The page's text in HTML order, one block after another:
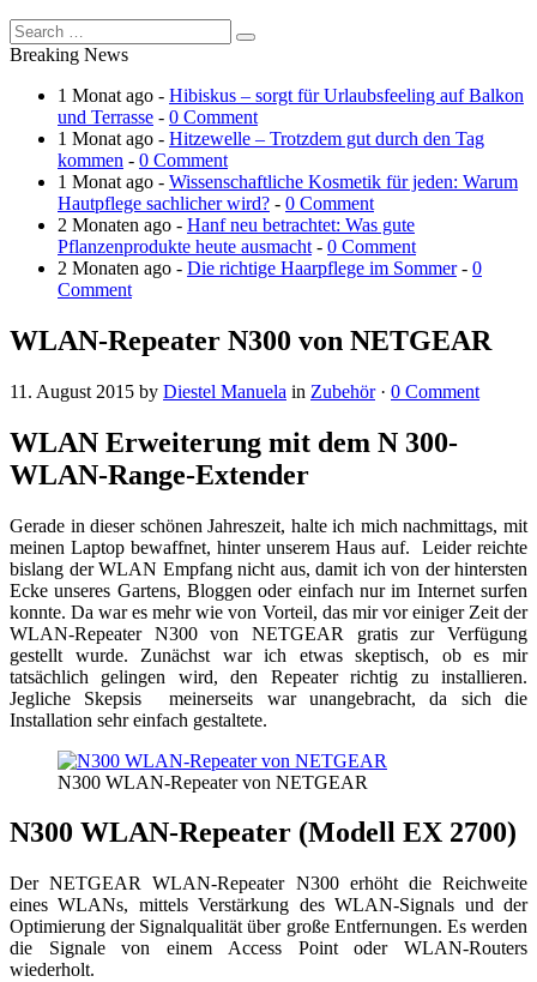
Breaking News
1 Monat ago - Hibiskus – sorgt für Urlaubsfeeling auf Balkon
und Terrasse - 0 Comment
1 Monat ago - Hitzewelle – Trotzdem gut durch den Tag
kommen - 0 Comment
1 Monat ago - Wissenschaftliche Kosmetik für jeden: Warum
Hautpflege sachlicher wird? - 0 Comment
2 Monaten ago - Hanf neu betrachtet: Was gute
Pflanzenprodukte heute ausmacht - 0 Comment
2 Monaten ago - Die richtige Haarpflege im Sommer- 0
Comment
WLAN-Repeater N300 von NETGEAR
11. August 2015 by Diestel Manuela in Zubehör · 0 Comment
WLAN Erweiterung mit dem N 300-
WLAN-Range-Extender
Gerade in dieser schönen Jahreszeit, halte ich mich nachmittags, mit
meinen Laptop bewaffnet, hinter unserem Haus auf. Leider reichte
bislang der WLAN Empfang nicht aus, damit ich von der hintersten
Ecke unseres Gartens, Bloggen oder einfach nur im Internet surfen
konnte. Da war es mehr wie von Vorteil, das mir vor einiger Zeit der
WLAN-Repeater N300 von NETGEAR gratis zur Verfügung
gestellt wurde. Zunächst war ich etwas skeptisch, ob es mir
tatsächlich gelingen wird, den Repeater richtig zu installieren.
Jegliche Skepsis meinerseits war unangebracht, da sich die
Installation sehr einfach gestaltete.
N300 WLAN-Repeater von NETGEAR
N300 WLAN-Repeater (Modell EX 2700)
Der NETGEAR WLAN-Repeater N300 erhöht die Reichweite
eines WLANs, mittels Verstärkung des WLAN-Signals und der
Optimierung der Signalqualität über große Entfernungen. Es werden
die Signale von einem Access Point oder WLAN-Routers
wiederholt.